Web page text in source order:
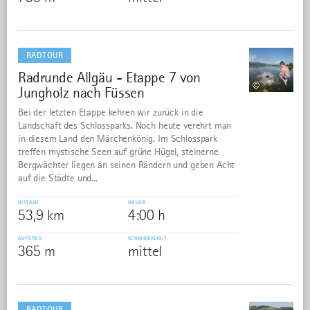
RADTOUR
7
Radrunde Allgäu - Etappe 7 von
Jungholz nach Füssen
©
Bei der letzten Etappe kehren wir zurück in die
Landschaft des Schlossparks. Noch heute verehrt man
in diesem Land den Märchenkönig. Im Schlosspark
treffen mystische Seen auf grüne Hügel, steinerne
Bergwächter liegen an seinen Rändern und geben Acht
auf die Städte und...
DISTANZ
53,9 km
DAUER
4:00 h
AUFSTIEG
365 m
SCHWIERIGKEIT
mittel
dazu
dazu